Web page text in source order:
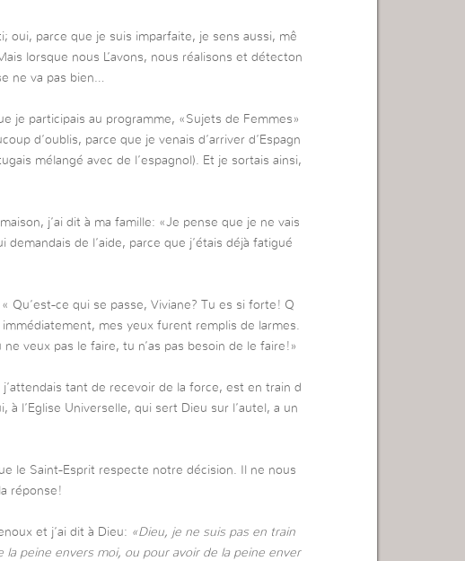
oui, parce que je suis imparfaite, je sens aussi, mê
lorsque nous L’avons, nous réalisons et détecton
ne va pas bien…
je participais au programme, «Sujets de Femmes»
d’oublis, parce que je venais d’arriver d’Espagn
mélangé avec de l’espagnol). Et je sortais ainsi,
j’ai dit à ma famille: «Je pense que je ne vais
demandais de l’aide, parce que j’étais déjà fatigué
Qu’est-ce qui se passe, Viviane? Tu es si forte! Q
mes yeux furent remplis de larmes.
veux pas le faire, tu n’as pas besoin de le faire!»
tant de recevoir de la force, est en train d
à l’Eglise Universelle, qui sert Dieu sur l’autel, a un
le Saint-Esprit respecte notre décision. Il ne nous
réponse!
et j’ai dit à Dieu: «Dieu, je ne suis pas en train
peine envers moi, ou pour avoir de la peine enver